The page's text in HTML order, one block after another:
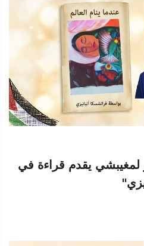
لمغيبشي يقدم قراءة في